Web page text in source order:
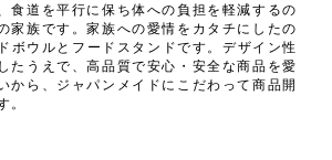
食道を平行に保ち体への負担を軽減するの
家族です。家族への愛情をカタチにしたの
ボウルとフードスタンドです。デザイン性
たうえで、高品質で安心・安全な商品を愛
から、ジャパンメイドにこだわって商品開
。